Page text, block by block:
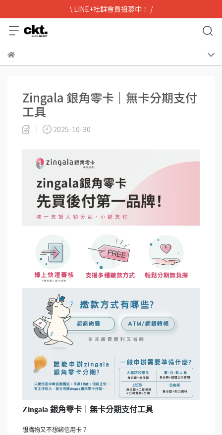
\ LINE+社群會員招募中！ /
Zingala 銀角零卡｜無卡分期支付
工具
2025-10-30
Zingala 銀角零卡｜無卡分期支付工具
想購物又不想綁信用卡？